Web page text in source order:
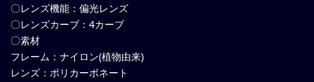
〇レンズ機能：偏光レンズ
〇レンズカーブ：4カーブ
〇素材
フレーム：ナイロン(植物由来)
レンズ：ポリカーボネート